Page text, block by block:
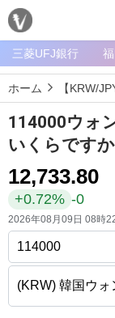
メ
ニ
ュ
ー
ホ
ム
ペ
ー
ジ
通
貨
三菱UFJ銀行
ホーム 【KRW/
114000ウォ
いくらです
12,733.80
+0.72% -0
2026年08月09日 08時